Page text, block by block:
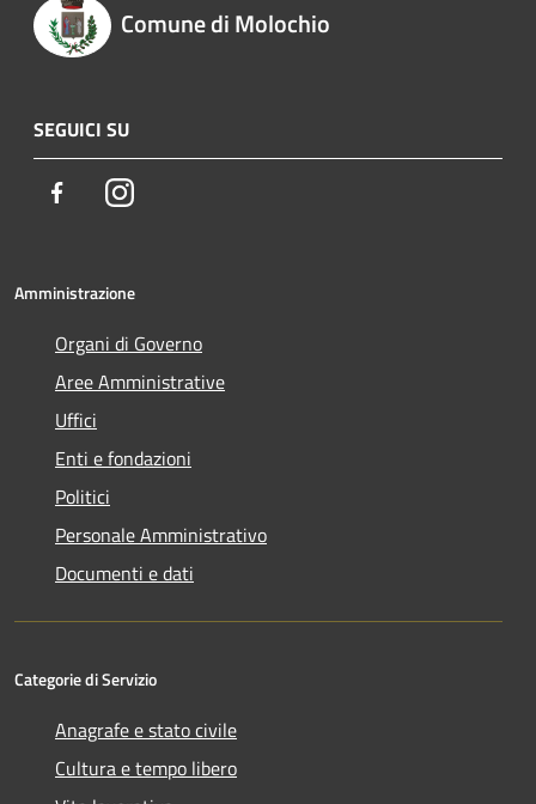
Comune di Molochio
SEGUICI SU
FacebookInstagram
Amministrazione
Organi di Governo
Aree Amministrative
Uffici
Enti e fondazioni
Politici
Personale Amministrativo
Documenti e dati
Categorie di Servizio
Anagrafe e stato civile
Cultura e tempo libero